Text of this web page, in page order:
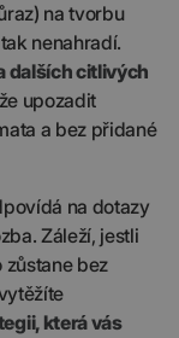
na tvorbu
nenahradí.
dalších citlivých
upozadit
a bez přidané
na dotazy
Záleží, jestli
zůstane bez
která vás